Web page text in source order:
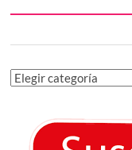
Categorías